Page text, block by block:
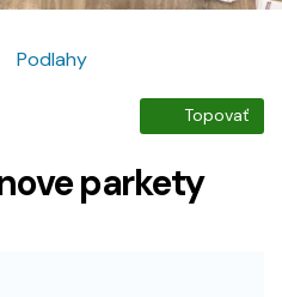
Podlahy
Topovať
parkety